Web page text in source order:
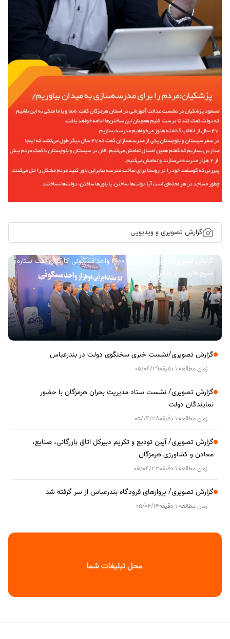
گزارش تصویری و ویدیویی
گزارش تصویری/ آیین کلنگ زنی ۲۰۰۰ واحد مسکونی کارکنان نفت ستاره
خلیج فارس در هرمزگان
گزارش تصویری/نشست خبری سخنگوی دولت در بندرعباس
زمان مطالعه 1 دقیقه 05/04/29
گزارش تصویری/ نشست ستاد مدیریت بحران هرمزگان با حضور
نمایندگان دولت
زمان مطالعه 1 دقیقه 05/04/28
گزارش تصویری/ آیین تودیع و تکریم دبیرکل اتاق بازرگانی، صنایع،
معادن و کشاورزی هرمزگان
زمان مطالعه 1 دقیقه 05/04/23
گزارش تصویری/ پروازهای فرودگاه بندرعباس از سر گرفته شد
زمان مطالعه 1 دقیقه 05/04/14